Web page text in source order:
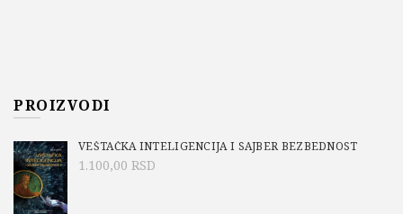
PROIZVODI
VEŠTAČKA INTELIGENCIJA I SAJBER BEZBEDNOST
1.100,00 RSD